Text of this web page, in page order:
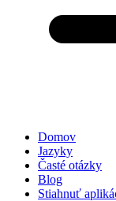
Domov
Jazyky
Časté otázky
Blog
Stiahnuť